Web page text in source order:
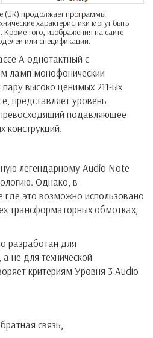
(UK) продолжает программы
характеристики могут быть
того, изображения на сайте
или спецификаций.
А однотактный с
ламп монофонический
высоко ценимых 211-ых
представляет уровень
подавляющее
конструкций.
легендарному Audio Note
Однако, в
где это возможно использовано
трансформаторных обмотках,
разработан для
не для технической
критериям Уровня 3 Audio
связь,